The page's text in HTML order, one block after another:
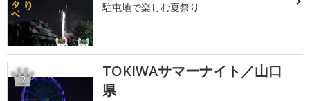
駐屯地で楽しむ夏祭り
2
TOKIWAサマーナイト／山口
県